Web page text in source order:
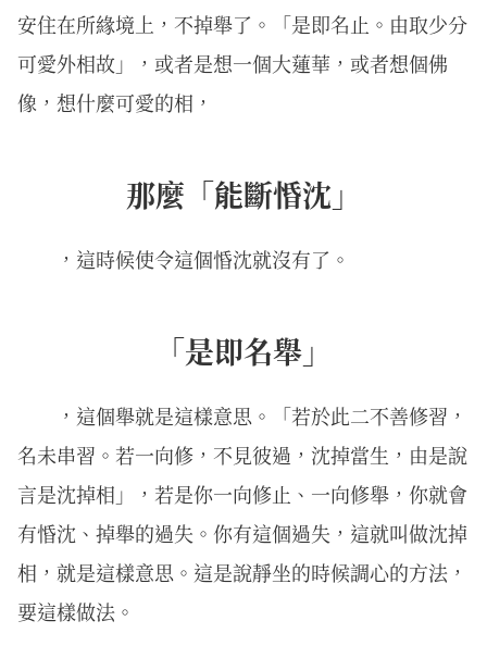
安住在所緣境上，不掉舉了。「是即名止。由取少分
可愛外相故」，或者是想一個大蓮華，或者想個佛
像，想什麼可愛的相，
那麼「能斷惛沈」
，這時候使令這個惛沈就沒有了。
「是即名舉」
，這個舉就是這樣意思。「若於此二不善修習，
名未串習。若一向修，不見彼過，沈掉當生，由是說
言是沈掉相」，若是你一向修止、一向修舉，你就會
有惛沈、掉舉的過失。你有這個過失，這就叫做沈掉
相，就是這樣意思。這是說靜坐的時候調心的方法，
要這樣做法。